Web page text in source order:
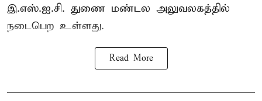
இ.எஸ்.ஐ.சி. துணை மண்டல அலுவலகத்தில்
நடைபெற உள்ளது.
Read More